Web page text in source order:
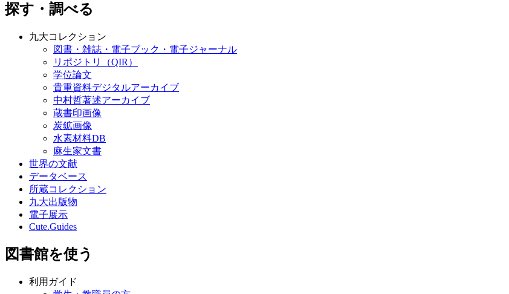
探す・調べる
九大コレクション
図書・雑誌・電子ブック・電子ジャーナル
リポジトリ（QIR）
学位論文
貴重資料デジタルアーカイブ
中村哲著述アーカイブ
蔵書印画像
炭鉱画像
水素材料DB
麻生家文書
世界の文献
データベース
所蔵コレクション
九大出版物
電子展示
Cute.Guides
図書館を使う
利用ガイド